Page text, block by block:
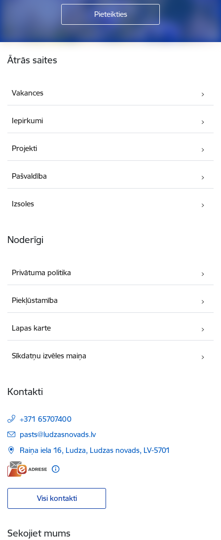
Kājene
Ātrās saites
Vakances
Iepirkumi
Projekti
Pašvaldība
Izsoles
Noderīgi
Privātuma politika
Piekļūstamība
Lapas karte
Sīkdatņu izvēles maiņa
Kontakti
+371 65707400
E-pasts:
pasts@ludzasnovads.lv
Raiņa iela 16, Ludza, Ludzas novads, LV-5701
Visi kontakti
Sekojiet mums